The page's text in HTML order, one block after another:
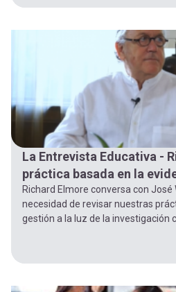
La Entrevista Educativa -
práctica basada en la
Richard Elmore conversa con
necesidad de revisar nuestras
gestión a la luz de la investigación